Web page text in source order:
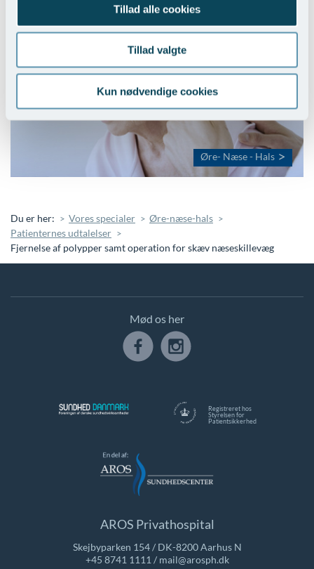
Tillad alle cookies
Tillad valgte
Kun nødvendige cookies
Øre- Næse - Hals
Du er her: Vores specialer
Øre-næse-hals
Patienternes udtalelser
Fjernelse af polypper samt operation for skæv næseskillevæg
Registreret hos
Styrelsen for
Patientsikkerhed
Mød os her
AROS Privathospital
Skejbyparken 154 / DK-8200 Aarhus N
+45 8741 1111 / mail@arosph.dk